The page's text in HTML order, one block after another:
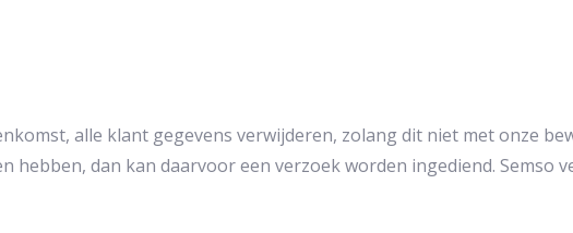
alle klant gegevens verwijderen, zolang dit niet met onze
hebben, dan kan daarvoor een verzoek worden ingediend. Semso